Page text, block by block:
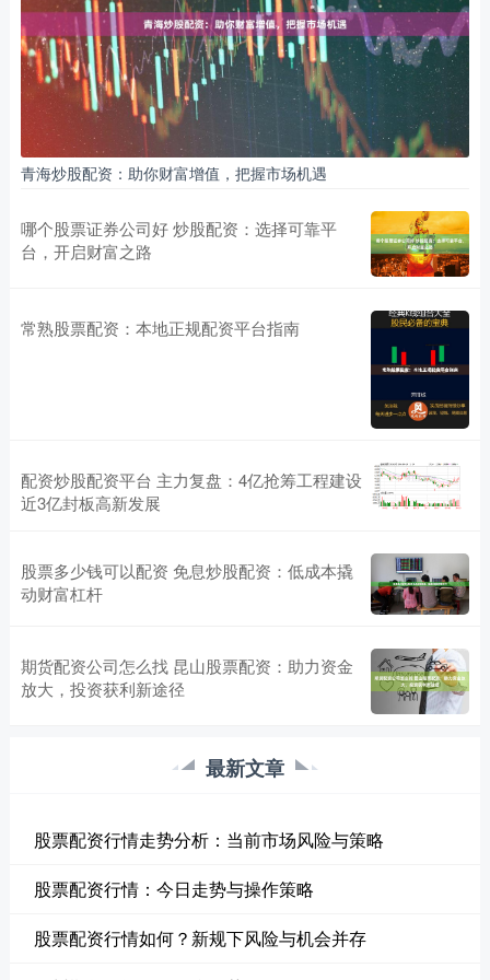
青海炒股配资：助你财富增值，把握市场机遇
哪个股票证券公司好 炒股配资：选择可靠平
台，开启财富之路
常熟股票配资：本地正规配资平台指南
配资炒股配资平台 主力复盘：4亿抢筹工程建设
近3亿封板高新发展
股票多少钱可以配资 免息炒股配资：低成本撬
动财富杠杆
期货配资公司怎么找 昆山股票配资：助力资金
放大，投资获利新途径
最新文章
股票配资行情走势分析：当前市场风险与策略
股票配资行情：今日走势与操作策略
股票配资行情如何？新规下风险与机会并存